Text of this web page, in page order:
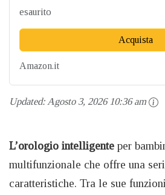
esaurito
Acquista
Amazon.it
Updated:Agosto 3, 2026 10:36 am
L’orologio intelligente per
multifunzionale che offre una
caratteristiche. Tra le sue